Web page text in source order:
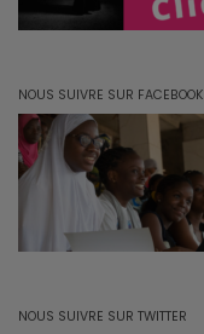
NOUS SUIVRE SUR FACEBOOK
NOUS SUIVRE SUR TWITTER